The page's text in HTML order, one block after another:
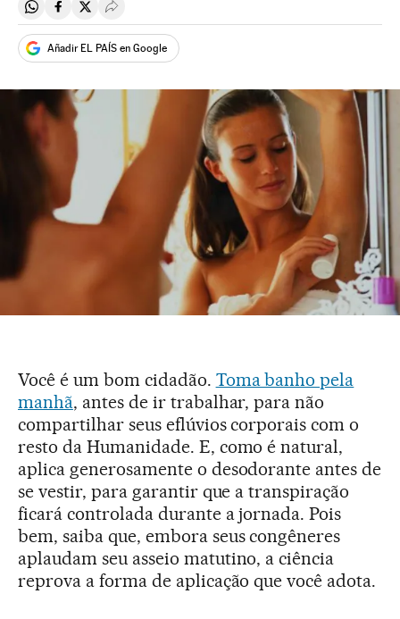
Compartir en Whatsapp
Compartir en Facebook
Compartir en Twitter
Desplegar Redes Sociales
Añadir EL PAÍS en Google
Você é um bom cidadão. Toma banho pela
manhã, antes de ir trabalhar, para não
compartilhar seus eflúvios corporais com o
resto da Humanidade. E, como é natural,
aplica generosamente o desodorante antes de
se vestir, para garantir que a transpiração
ficará controlada durante a jornada. Pois
bem, saiba que, embora seus congêneres
aplaudam seu asseio matutino, a ciência
reprova a forma de aplicação que você adota.